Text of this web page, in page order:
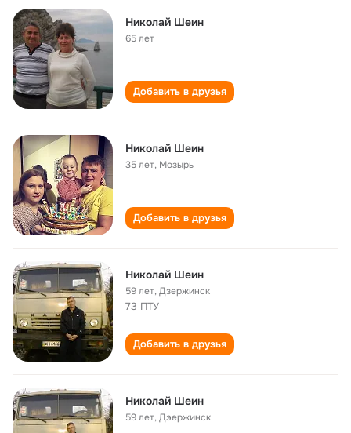
Николай Шеин
65 лет
Добавить в друзья
Николай Шеин
35 лет, Мозырь
Добавить в друзья
Николай Шеин
59 лет,Дзержинск
73 ПТУ
Добавить в друзья
Николай Шеин
59 лет,Дэержинск